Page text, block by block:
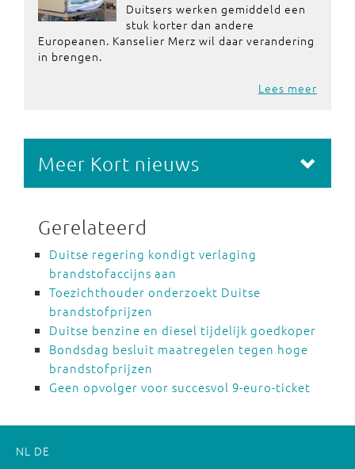
Duitsers werken gemiddeld een
stuk korter dan andere
Europeanen. Kanselier Merz wil daar verandering
in brengen.
Lees meer
Meer Kort nieuws
Gerelateerd
Duitse regering kondigt verlaging
brandstofaccijns aan
Toezichthouder onderzoekt Duitse
brandstofprijzen
Duitse benzine en diesel tijdelijk goedkoper
Bondsdag besluit maatregelen tegen hoge
brandstofprijzen
Geen opvolger voor succesvol 9-euro-ticket
NL DE